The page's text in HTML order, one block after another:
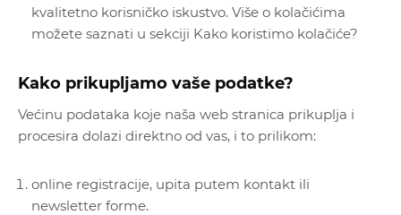
kvalitetno korisničko iskustvo. Više o kolačićima
možete saznati u sekciji Kako koristimo kolačiće?
Kako prikupljamo vaše podatke?
Većinu podataka koje naša web stranica prikuplja i
procesira dolazi direktno od vas, i to prilikom:
online registracije, upita putem kontakt ili
newsletter forme.